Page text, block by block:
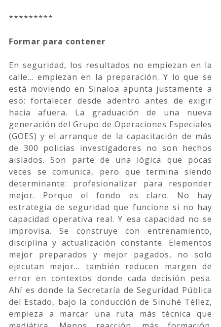
*********
Formar para contener
En seguridad, los resultados no empiezan en la
calle… empiezan en la preparación. Y lo que se
está moviendo en Sinaloa apunta justamente a
eso: fortalecer desde adentro antes de exigir
hacia afuera. La graduación de una nueva
generación del Grupo de Operaciones Especiales
(GOES) y el arranque de la capacitación de más
de 300 policías investigadores no son hechos
aislados. Son parte de una lógica que pocas
veces se comunica, pero que termina siendo
determinante: profesionalizar para responder
mejor. Porque el fondo es claro. No hay
estrategia de seguridad que funcione si no hay
capacidad operativa real. Y esa capacidad no se
improvisa. Se construye con entrenamiento,
disciplina y actualización constante. Elementos
mejor preparados y mejor pagados, no solo
ejecutan mejor… también reducen margen de
error en contextos donde cada decisión pesa.
Ahí es donde la Secretaría de Seguridad Pública
del Estado, bajo la conducción de Sinuhé Téllez,
empieza a marcar una ruta más técnica que